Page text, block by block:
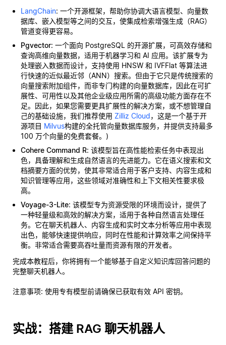
LangChain: 一个开源框架，帮助你协调大语言模型、向量数
据库、嵌入模型等之间的交互，使集成检索增强生成（RAG）
管道变得更容易。
Pgvector: 一个面向 PostgreSQL 的开源扩展，可高效存储和
查询高维向量数据，适用于机器学习和 AI 应用。该扩展专为
处理嵌入数据而设计，支持使用 HNSW 和 IVFFlat 等算法进
行快速的近似最近邻（ANN）搜索。但由于它只是传统搜索的
向量搜索附加组件，而非专门构建的向量数据库，因此在可扩
展性、可用性以及其他企业级应用所需的高级功能方面存在不
足。因此，如果您需要更具扩展性的解决方案，或不想管理自
己的基础设施，我们推荐使用 Zilliz Cloud，这是一个基于开
源项目 Milvus构建的全托管向量数据库服务，并提供支持最多
100 万个向量的免费套餐。)
Cohere Command R: 该模型旨在高性能检索任务中表现出
色，具备理解和生成自然语言的先进能力。它在语义搜索和文
档摘要方面的优势，使其非常适合用于客户支持、内容生成和
知识管理等应用，这些领域对准确性和上下文相关性要求极
高。
Voyage-3-Lite: 该模型专为资源受限的环境而设计，提供了
一种轻量级和高效的解决方案，适用于各种自然语言处理任
务。它在聊天机器人、内容生成和实时文本分析等应用中表现
出色，能够快速提供响应，同时在性能和计算效率之间保持平
衡。非常适合需要高吞吐量而资源有限的开发者。
完成本教程后，你将拥有一个能够基于自定义知识库回答问题的
完整聊天机器人。
注意事项: 使用专有模型前请确保已获取有效 API 密钥。
实战：搭建 RAG 聊天机器人